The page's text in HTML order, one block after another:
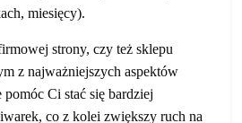
miesięcy).
strony, czy też sklepu
z najważniejszych aspektów
Ci stać się bardziej
co z kolei zwiększy ruch na